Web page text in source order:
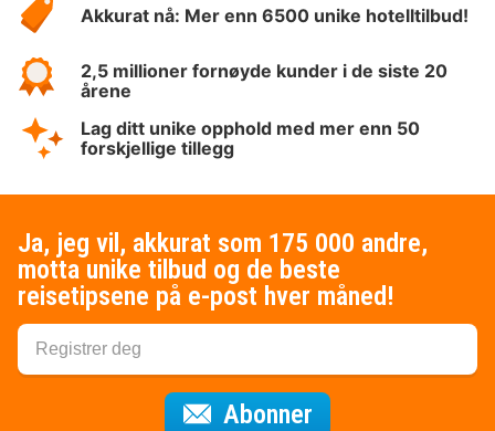
Akkurat nå: Mer enn 6500 unike hotelltilbud!
2,5 millioner fornøyde kunder i de siste 20
årene
Lag ditt unike opphold med mer enn 50
forskjellige tillegg
Ja, jeg vil, akkurat som 175 000 andre,
motta unike tilbud og de beste
reisetipsene på e-post hver måned!
Abonner